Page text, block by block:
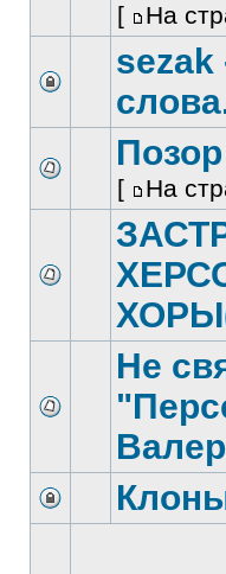
[ На
sezak
[ На
Не